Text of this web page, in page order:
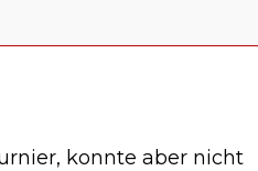
konnte aber nicht